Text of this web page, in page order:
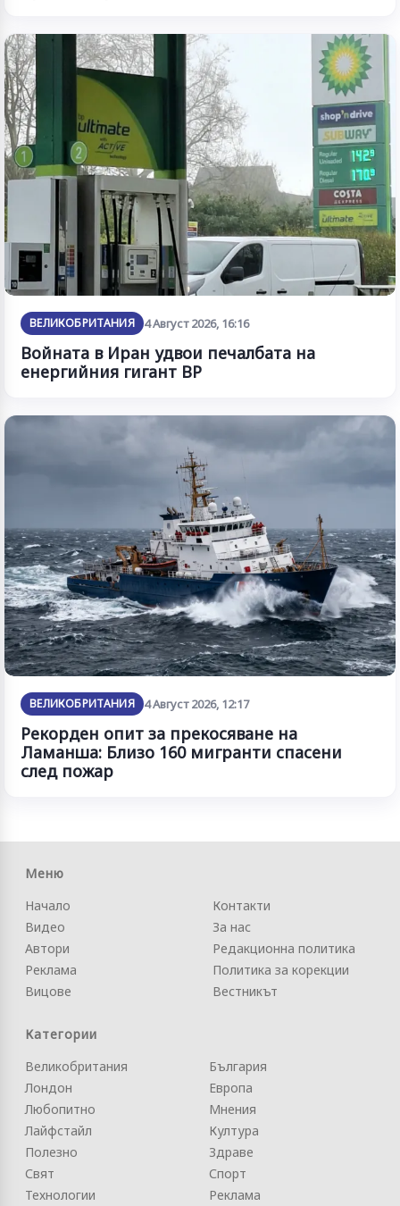
ВЕЛИКОБРИТАНИЯ 4 Август 2026, 16:16
Войната в Иран удвои печалбата на
енергийния гигант BP
ВЕЛИКОБРИТАНИЯ 4 Август 2026, 12:17
Рекорден опит за прекосяване на
Ламанша: Близо 160 мигранти спасени
след пожар
Меню
Начало
Видео
Автори
Реклама
Вицове
Контакти
За нас
Редакционна политика
Политика за корекции
Вестникът
Категории
Великобритания
Лондон
Любопитно
Лайфстайл
Полезно
Свят
Технологии
България
Европа
Мнения
Култура
Здраве
Спорт
Реклама